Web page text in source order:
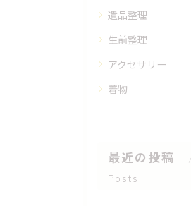
遺品整理
生前整理
アクセサリー
着物
最近の投稿
Posts